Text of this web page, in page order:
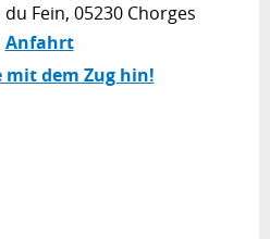
Fein, 05230 Chorges
Anfahrt
mit dem Zug hin!